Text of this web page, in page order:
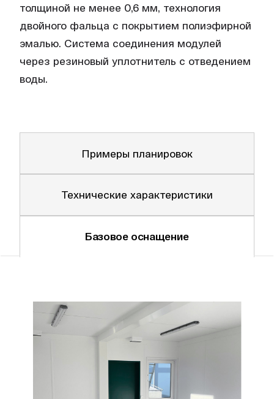
толщиной не менее 0,6 мм, технология
двойного фальца с покрытием полиэфирной
эмалью. Система соединения модулей
через резиновый уплотнитель с отведением
воды.
Базовое оснащение
Технические характеристики
Примеры планировок